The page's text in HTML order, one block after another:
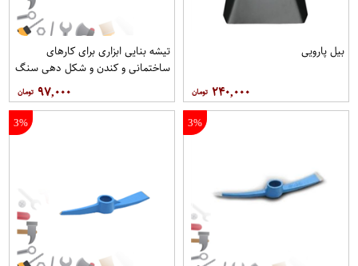
بیل پارویی
۲۴۰,۰۰۰
تیشه بنایی ابزاری برای کارهای
ساختمانی و کندن و شکل دهی سنگ
۹۷,۰۰۰
3%
3%